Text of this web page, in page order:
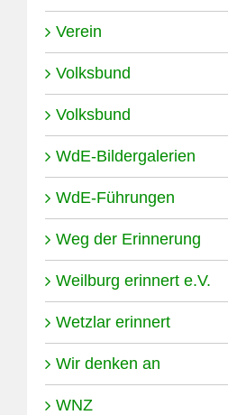
Verein
Volksbund
Volksbund
WdE-Bildergalerien
WdE-Führungen
Weg der Erinnerung
Weilburg erinnert e.V.
Wetzlar erinnert
Wir denken an
WNZ